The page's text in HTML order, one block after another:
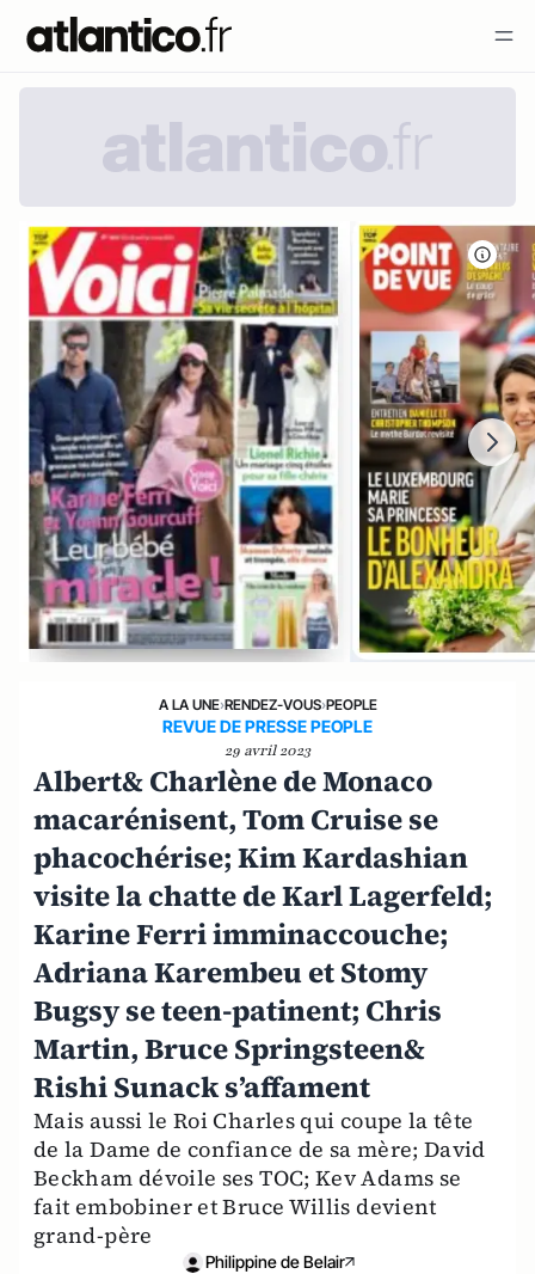
A LA UNE›RENDEZ-VOUS›PEOPLE
REVUE DE PRESSE PEOPLE
29 avril 2023
Albert& Charlène de Monaco
macarénisent, Tom Cruise se
phacochérise; Kim Kardashian
visite la chatte de Karl Lagerfeld;
Karine Ferri imminaccouche;
Adriana Karembeu et Stomy
Bugsy se teen-patinent; Chris
Martin, Bruce Springsteen&
Rishi Sunack s’affament
Mais aussi le Roi Charles qui coupe la tête
de la Dame de confiance de sa mère; David
Beckham dévoile ses TOC; Kev Adams se
fait embobiner et Bruce Willis devient
grand-père
Philippine de Belair